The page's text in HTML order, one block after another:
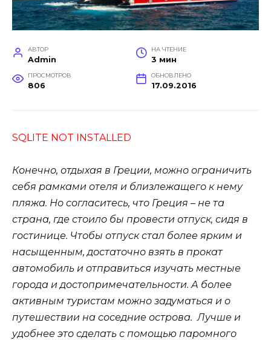
АВТОР
Admin
НА ЧТЕНИЕ
3 мин
ПРОСМОТРОВ
806
ОБНОВЛЕНО
17.09.2016
SQLITE NOT INSTALLED
Конечно, отдыхая в Греции, можно ограничить
себя рамками отеля и близлежащего к нему
пляжа. Но согласитесь, что Греция – не та
страна, где стоило бы провести отпуск, сидя в
гостинице. Чтобы отпуск стал более ярким и
насыщенным, достаточно взять в прокат
автомобиль и отправиться изучать местные
города и достопримечательности. А более
активным туристам можно задуматься и о
путешествии на соседние острова. Лучше и
удобнее это сделать с помощью паромного